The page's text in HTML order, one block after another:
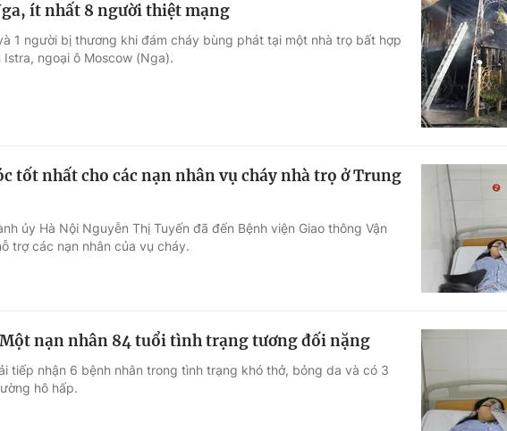
ít nhất 8 người thiệt mạng
1 người bị thương khi đám cháy bùng phát tại một nhà trọ bất hợp
ngoại ô Moscow (Nga).
tốt nhất cho các nạn nhân vụ cháy nhà trọ ở Trung
ủy Hà Nội Nguyễn Thị Tuyến đã đến Bệnh viện Giao thông Vận
trợ các nạn nhân của vụ cháy.
nạn nhân 84 tuổi tình trạng tương đối nặng
tiếp nhận 6 bệnh nhân trong tình trạng khó thở, bỏng da và có 3
hô hấp.